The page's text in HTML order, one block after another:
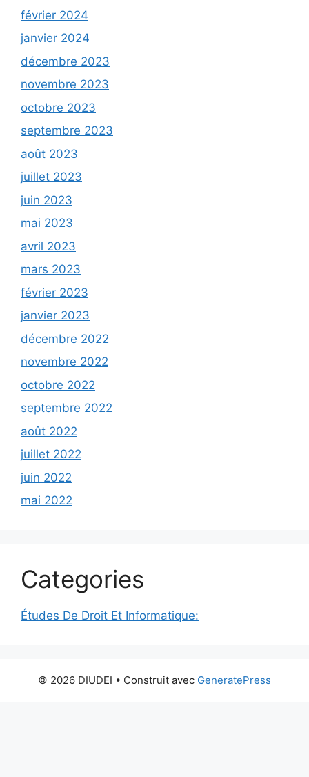
février 2024
janvier 2024
décembre 2023
novembre 2023
octobre 2023
septembre 2023
août 2023
juillet 2023
juin 2023
mai 2023
avril 2023
mars 2023
février 2023
janvier 2023
décembre 2022
novembre 2022
octobre 2022
septembre 2022
août 2022
juillet 2022
juin 2022
mai 2022
Categories
Études De Droit Et Informatique:
© 2026 DIUDEI • Construit avec GeneratePress